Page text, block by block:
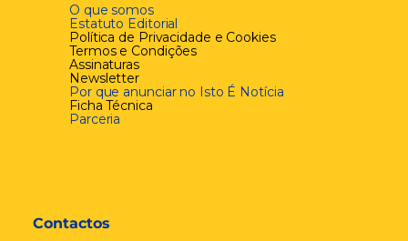
O que somos
Estatuto Editorial
Política de Privacidade e Cookies
Termos e Condições
Assinaturas
Newsletter
Por que anunciar no Isto É Notícia
Ficha Técnica
Parceria
Contactos